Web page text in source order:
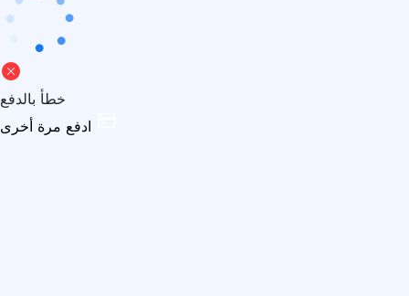
خطأ بالدفع